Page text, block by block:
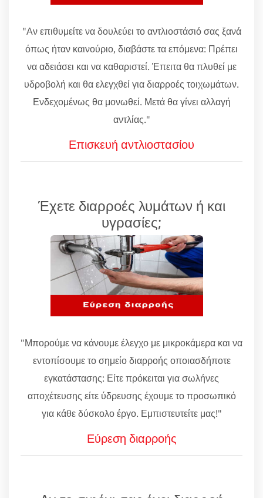
"Αν επιθυμείτε να δουλεύει το αντλιοστάσιό σας ξανά
όπως ήταν καινούριο, διαβάστε τα επόμενα: Πρέπει
να αδειάσει και να καθαριστεί. Έπειτα θα πλυθεί με
υδροβολή και θα ελεγχθεί για διαρροές τοιχωμάτων.
Ενδεχομένως θα μονωθεί. Μετά θα γίνει αλλαγή
αντλίας."
Επισκευή αντλιοστασίου
Έχετε διαρροές λυμάτων ή και
υγρασίες;
"Μπορούμε να κάνουμε έλεγχο με μικροκάμερα και να
εντοπίσουμε το σημείο διαρροής οποιασδήποτε
εγκατάστασης: Είτε πρόκειται για σωλήνες
αποχέτευσης είτε ύδρευσης έχουμε το προσωπικό
για κάθε δύσκολο έργο. Εμπιστευτείτε μας!"
Εύρεση διαρροής